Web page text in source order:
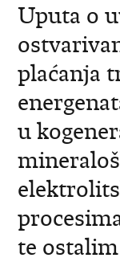
Uputa o
plaćanja
u
te